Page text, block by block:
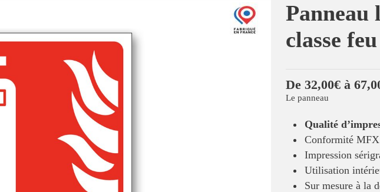
Panneau
classe
De 32,00€ à
Le panneau
Qualité
Conformité
Impression
Utilisation
Sur mesure à la